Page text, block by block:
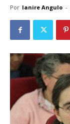
Por Ianire Angulo -